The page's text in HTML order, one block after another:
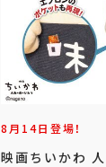
8月14日登場！
映画ちいかわ